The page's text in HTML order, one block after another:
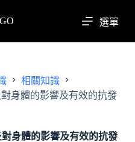
選單
相關知識
身體的影響及有效的抗發
身體的影響及有效的抗發